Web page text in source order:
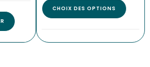
CHOIX DES OPTIONS